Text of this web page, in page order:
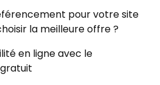
pour votre site
la meilleure offre ?
en ligne avec le